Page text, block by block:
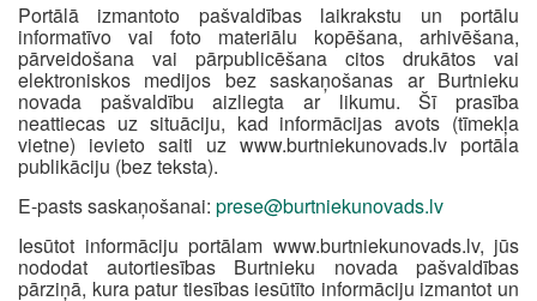
Portālā izmantoto pašvaldības laikrakstu un portālu
informatīvo vai foto materiālu kopēšana, arhivēšana,
pārveidošana vai pārpublicēšana citos drukātos vai
elektroniskos medijos bez saskaņošanas ar Burtnieku
novada pašvaldību aizliegta ar likumu. Šī prasība
neattiecas uz situāciju, kad informācijas avots (tīmekļa
vietne) ievieto saiti uz www.burtniekunovads.lv portāla
publikāciju (bez teksta).
E-pasts saskaņošanai: prese@burtniekunovads.lv
Iesūtot informāciju portālam www.burtniekunovads.lv, jūs
nododat autortiesības Burtnieku novada pašvaldības
pārziņā, kura patur tiesības iesūtīto informāciju izmantot un